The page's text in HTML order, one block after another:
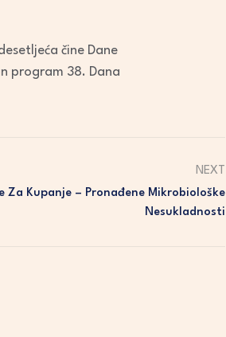
čine Dane
program 38. Dana
NEXT
Za Kupanje – Pronađene Mikrobiološke
Nesukladnosti